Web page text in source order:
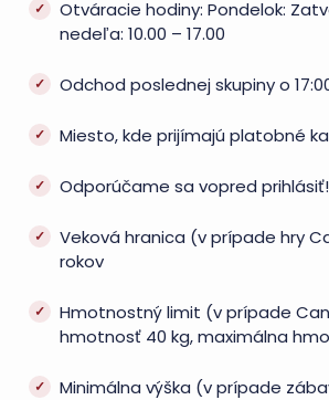
Otváracie hodiny: Pondelok:
nedeľa: 10.00 – 17.00
Odchod poslednej skupiny o
Miesto, kde prijímajú platobné
Odporúčame sa vopred prihlásiť!
Veková hranica (v prípade hry
rokov
Hmotnostný limit (v prípade
hmotnosť 40 kg, maximálna
Minimálna výška (v prípade